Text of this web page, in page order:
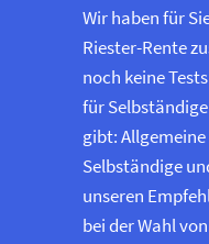
Wir haben für
Riester-Rente
noch keine
für
gibt:
Selbständige
unseren
bei der Wahl